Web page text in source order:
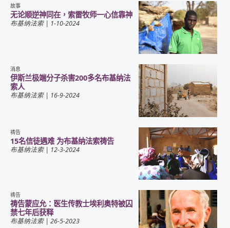
故事
无论顺逆神同在，索雷牧师一心信靠神
布基纳法索| 1-10-2024
消息
伊斯兰极端分子杀害200多名布基纳法
索人
布基纳法索| 16-9-2024
祷告
15名信徒遇难 为布基纳法索祷告
布基纳法索| 12-3-2024
祷告
祷告蒙应允：医生传教士埃利奥特被囚
禁七年后获释
布基纳法索| 26-5-2023